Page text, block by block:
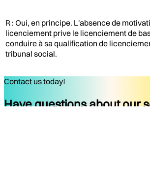
R : Oui, en principe. L'absence de
licenciement prive le licenciement de
conduire à sa qualification de
tribunal social.
Contact us today!
Have questions about our